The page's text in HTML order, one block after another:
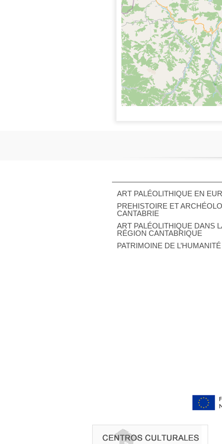
ART PALÉOLITHIQUE EN
PREHISTOIRE ET
CANTABRIE
ART PALÉOLITHIQUE DANS
RÉGION CANTABRIQUE
PATRIMOINE DE L’HUMANITÉ